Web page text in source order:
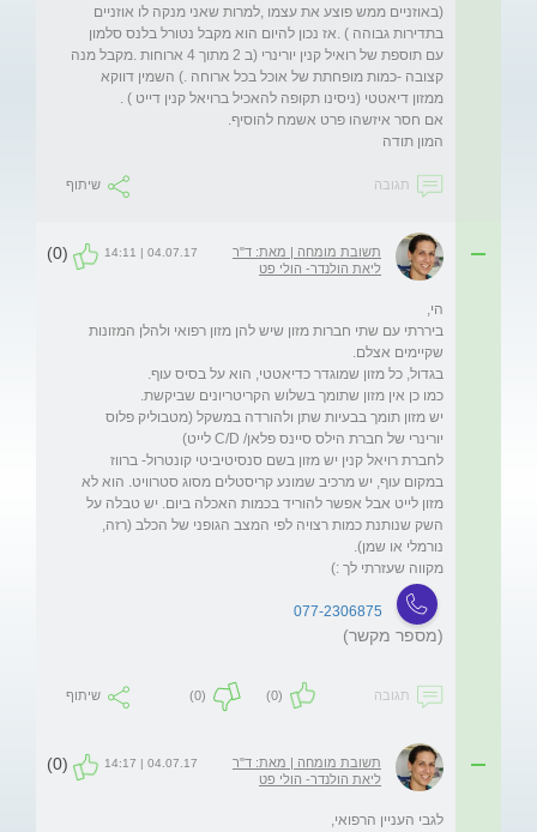
(באוזניים ממש פוצע את עצמו ,למרות שאני מנקה לו אוזניים
בתדירות גבוהה ) .אז נכון להיום הוא מקבל נטורל בלנס סלמון
עם תוספת של רואיל קנין יורינרי (ב 2 מתוך 4 ארוחות .מקבל מנה
קצובה -כמות מופחתת של אוכל בכל ארוחה .) השמין דווקא
המון תודה
תגובה שיתוף
תשובת מומחה | מאת: ד"ר
ליאת הולנדר- הולי פט
04.07.17 | 14:11
(0)
ביררתי עם שתי חברות מזון שיש להן מזון רפואי ולהלן המזונות
יש מזון תומך בבעיות שתן ולהורדה במשקל (מטבוליק פלוס
לחברת רויאל קנין יש מזון בשם סנסיטיביטי קונטרול- ברווז
במקום עוף, יש מרכיב שמונע קריסטלים מסוג סטרוויט. הוא לא
מזון לייט אבל אפשר להוריד בכמות האכלה ביום. יש טבלה על
השק שנותנת כמות רצויה לפי המצב הגופני של הכלב (רזה,
מקווה שעזרתי לך :)
077-2306875
(מספר מקשר)
תגובה (0)
(0) שיתוף
תשובת מומחה | מאת: ד"ר
ליאת הולנדר- הולי פט
04.07.17 | 14:17
(0)